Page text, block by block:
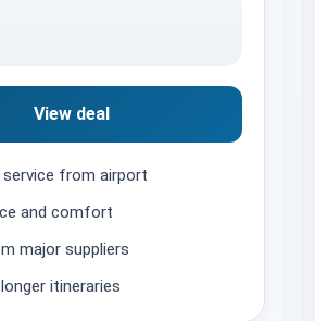
View deal
from airport
and comfort
major suppliers
itineraries